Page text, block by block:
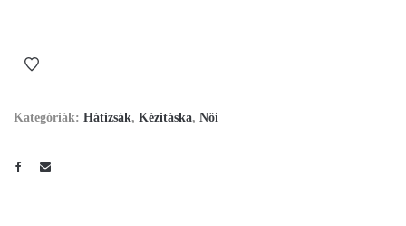
Kategóriák: Hátizsák, Kézitáska, Női